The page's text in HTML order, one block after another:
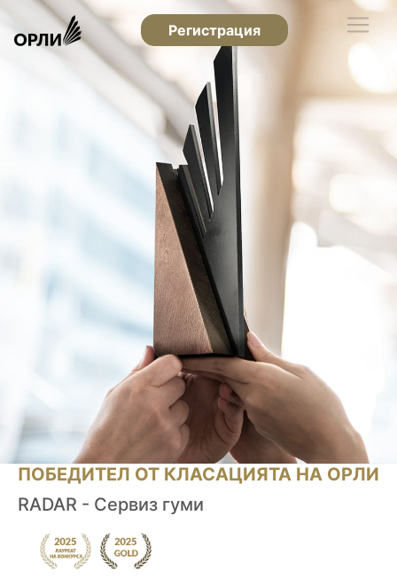
Регистрация
ПОБЕДИТЕЛ ОТ КЛАСАЦИЯТА НА ОРЛИ
RADAR - Сервиз гуми